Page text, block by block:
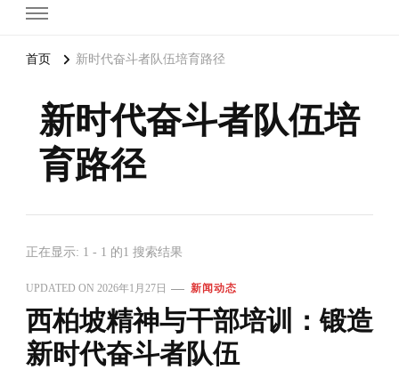
首页 新时代奋斗者队伍培育路径
新时代奋斗者队伍培
育路径
正在显示: 1 - 1 的1 搜索结果
UPDATED ON 2026年1月27日 新闻动态
西柏坡精神与干部培训：锻造
新时代奋斗者队伍